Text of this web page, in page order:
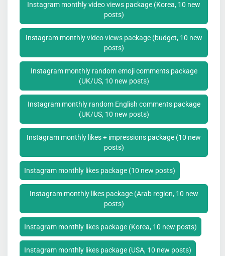
Instagram monthly video views package (Korea, 10 new
posts)
Instagram monthly video views package (budget, 10 new
posts)
Instagram monthly random emoji comments package
(UK/US, 10 new posts)
Instagram monthly random English comments package
(UK/US, 10 new posts)
Instagram monthly likes + impressions package (10 new
posts)
Instagram monthly likes package (10 new posts)
Instagram monthly likes package (Arab region, 10 new
posts)
Instagram monthly likes package (Korea, 10 new posts)
Instagram monthly likes package (USA, 10 new posts)